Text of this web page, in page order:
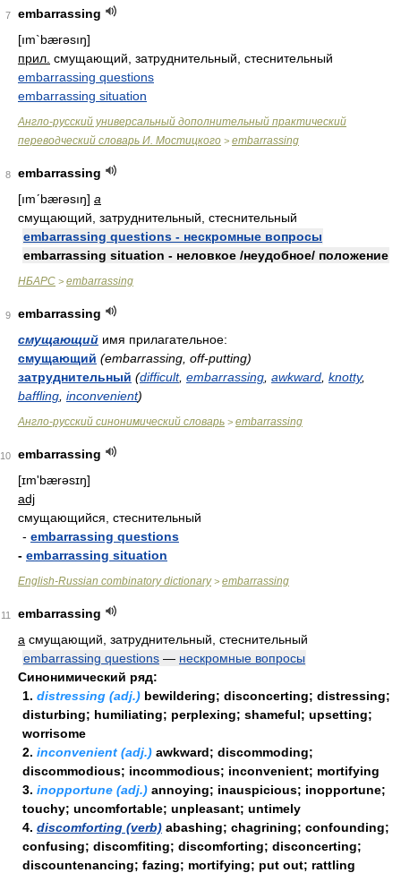
7
embarrassing
[ım`bærəsıŋ]
прил. смущающий, затруднительный, стеснительный
embarrassing questions
embarrassing situation
Англо-русский универсальный дополнительный практический
переводческий словарь И. Мостицкого > embarrassing
8
embarrassing
[ımʹbærəsıŋ] a
смущающий, затруднительный, стеснительный
embarrassing questions - нескромные вопросы
embarrassing situation - неловкое /неудобное/ положение
НБАРС > embarrassing
9
embarrassing
смущающий имя прилагательное:
смущающий (embarrassing, off-putting)
затруднительный (difficult, embarrassing awkward knotty,
baffling inconvenient)
Англо-русский синонимический словарь > embarrassing
10
embarrassing
[ɪm'bærəsɪŋ]
adj
смущающийся, стеснительный
- embarrassing questions
- embarrassing situation
English-Russian combinatory dictionary> embarrassing
11
embarrassing
a смущающий, затруднительный, стеснительный
embarrassing questions — нескромные вопросы
Синонимический ряд:
1. distressing (adj.) bewildering; disconcerting; distressing;
disturbing; humiliating; perplexing; shameful; upsetting;
worrisome
2. inconvenient (adj.) awkward; discommoding;
discommodious; incommodious; inconvenient; mortifying
3. inopportune (adj.) annoying; inauspicious; inopportune;
touchy; uncomfortable; unpleasant; untimely
4. discomforting (verb) abashing; chagrining; confounding;
confusing; discomfiting; discomforting; disconcerting;
discountenancing; fazing; mortifying; put out; rattling